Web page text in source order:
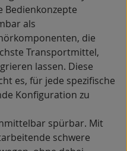
Bedienkonzepte
als
die
Transportmittel,
lassen. Diese
es, für jede spezifische
Konfiguration zu
spürbar. Mit
schwere